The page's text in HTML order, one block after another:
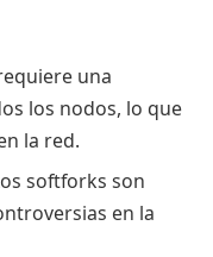
una
los nodos, lo que
la red.
softforks son
en la